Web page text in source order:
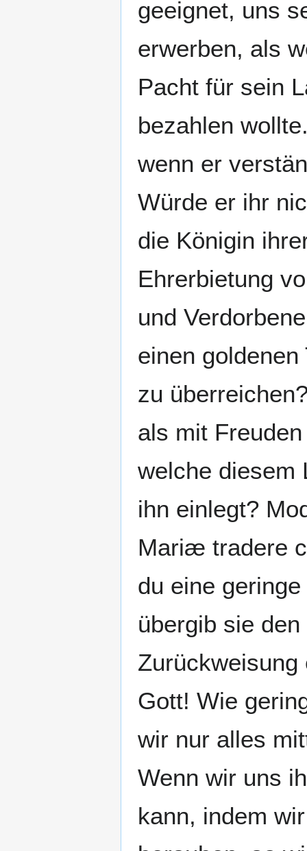
geeignet, uns
erwerben, als
Pacht für sein
bezahlen
wenn er
Würde er ihr
die Königin
Ehrerbietung
und
einen
zu
als mit
welche diesem
ihn einlegt?
Mariæ tradere
du eine
übergib sie
Zurückweisung
Gott! Wie
wir nur alles
Wenn wir uns
kann, indem